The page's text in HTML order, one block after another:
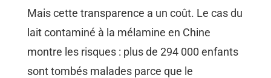
Mais cette transparence a un coût. Le cas du
lait contaminé à la mélamine en Chine
montre les risques : plus de 294 000 enfants
sont tombés malades parce que le